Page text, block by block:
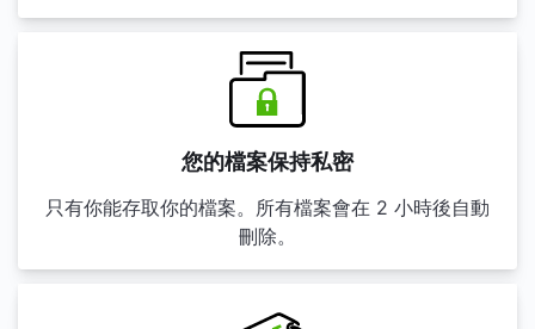
您的檔案保持私密
只有你能存取你的檔案。所有檔案會在 2 小時後自動
刪除。